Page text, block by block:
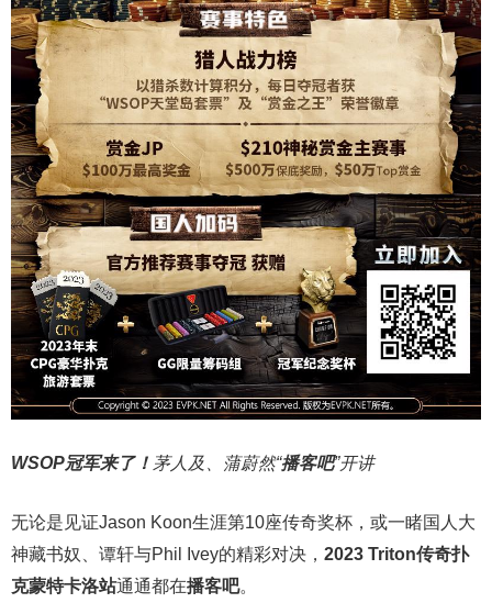
WSOP冠军来了！ 茅人及、蒲蔚然“播客吧”开讲
无论是见证Jason Koon生涯第10座传奇奖杯，或一睹国人大
神藏书奴、谭轩与Phil Ivey的精彩对决， 2023 Triton传奇扑
克蒙特卡洛站通通都在播客吧。